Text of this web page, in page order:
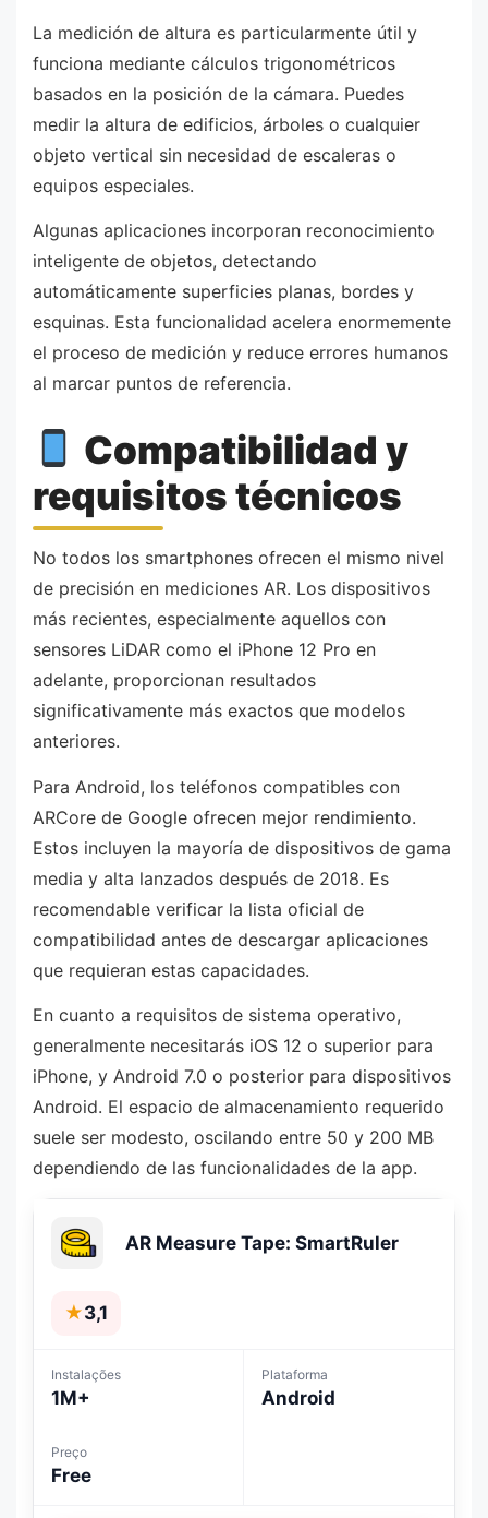
La medición de altura es particularmente útil y
funciona mediante cálculos trigonométricos
basados en la posición de la cámara. Puedes
medir la altura de edificios, árboles o cualquier
objeto vertical sin necesidad de escaleras o
equipos especiales.
Algunas aplicaciones incorporan reconocimiento
inteligente de objetos, detectando
automáticamente superficies planas, bordes y
esquinas. Esta funcionalidad acelera enormemente
el proceso de medición y reduce errores humanos
al marcar puntos de referencia.
Compatibilidad y
requisitos técnicos
No todos los smartphones ofrecen el mismo nivel
de precisión en mediciones AR. Los dispositivos
más recientes, especialmente aquellos con
sensores LiDAR como el iPhone 12 Pro en
adelante, proporcionan resultados
significativamente más exactos que modelos
anteriores.
Para Android, los teléfonos compatibles con
ARCore de Google ofrecen mejor rendimiento.
Estos incluyen la mayoría de dispositivos de gama
media y alta lanzados después de 2018. Es
recomendable verificar la lista oficial de
compatibilidad antes de descargar aplicaciones
que requieran estas capacidades.
En cuanto a requisitos de sistema operativo,
generalmente necesitarás iOS 12 o superior para
iPhone, y Android 7.0 o posterior para dispositivos
Android. El espacio de almacenamiento requerido
suele ser modesto, oscilando entre 50 y 200 MB
dependiendo de las funcionalidades de la app.
AR Measure Tape: SmartRuler
★3,1
Instalações
1M+
Plataforma
Android
Preço
Free